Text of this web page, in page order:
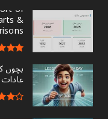
of
&
بچوں
عادات